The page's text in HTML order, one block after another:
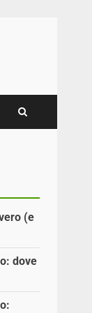
(e
dove